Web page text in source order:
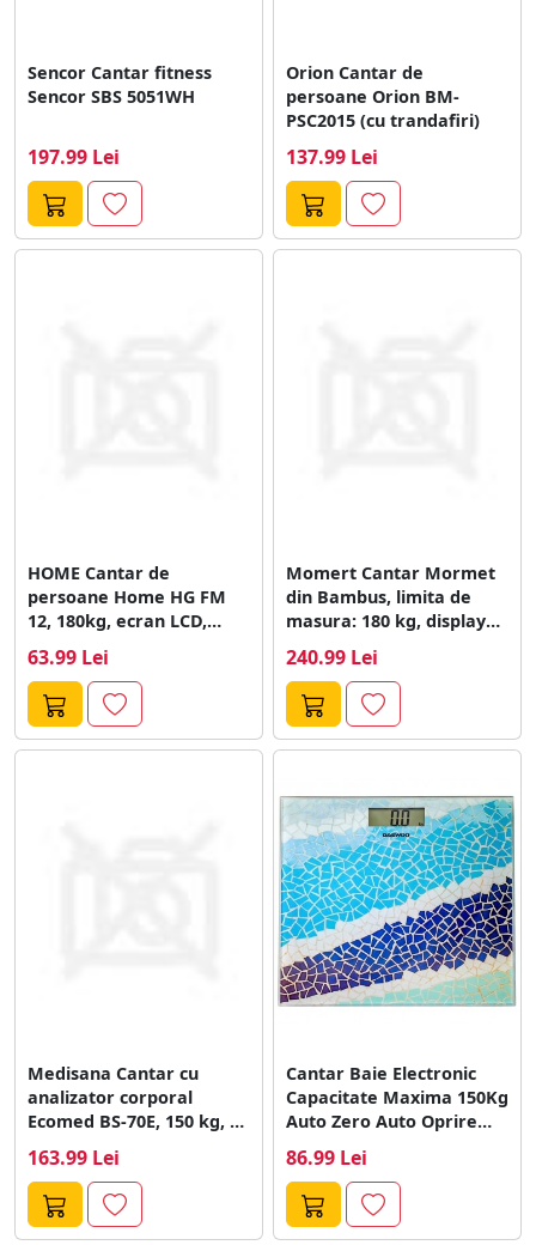
Sencor Cantar fitness
Sencor SBS 5051WH
197.99 Lei
Orion Cantar de
persoane Orion BM-
PSC2015 (cu trandafiri)
137.99 Lei
HOME Cantar de
persoane Home HG FM
12, 180kg, ecran LCD,
63.99 Lei
Momert Cantar Mormet
din Bambus, limita de
masura: 180 kg, display
240.99 Lei
Medisana Cantar cu
analizator corporal
Ecomed BS-70E, 150 kg, 10
163.99 Lei
Cantar Baie Electronic
Capacitate Maxima 150Kg
Auto Zero Auto Oprire
86.99 Lei